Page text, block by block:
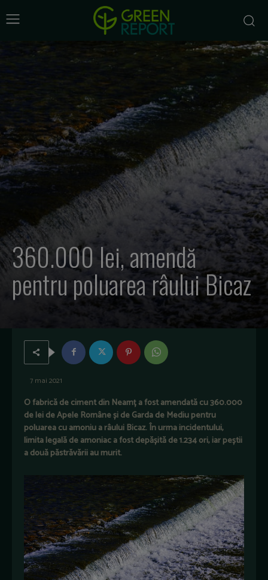
360.000 lei, amendă
pentru poluarea râului Bicaz
7 mai 2021
O fabrică de ciment din Neamț a fost amendată cu 360.000
de lei de Apele Române și de Garda de Mediu pentru
poluarea cu amoniu a râului Bicaz. În urma incidentului,
limita legală de amoniac a fost depășită de 1.234 ori, iar peștii
a două păstrăvării au murit.